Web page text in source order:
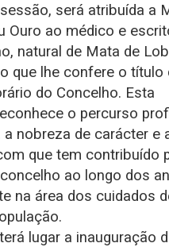
será atribuída a
Ouro ao médico e
natural de Mata de
que lhe confere o título
do Concelho. Esta
o percurso
a nobreza de carácter e
que tem contribuído
ao longo dos
na área dos cuidados
lugar a inauguração